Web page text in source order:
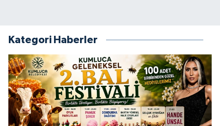
Kategori Haberler